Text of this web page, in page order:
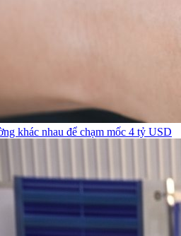
khác nhau để chạm mốc 4 tỷ USD